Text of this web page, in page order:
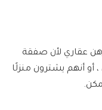
عقاري لأن صفقة
أو أنهم يشترون منزلًا